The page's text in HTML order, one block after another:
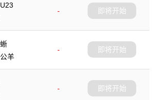
-
即将开始
-
羊
即将开始
-
即将开始